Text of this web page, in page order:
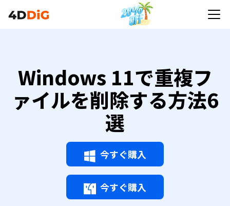
Windows 11で重複フ
ァイルを削除する方法6
選
今すぐ購入
今すぐ購入